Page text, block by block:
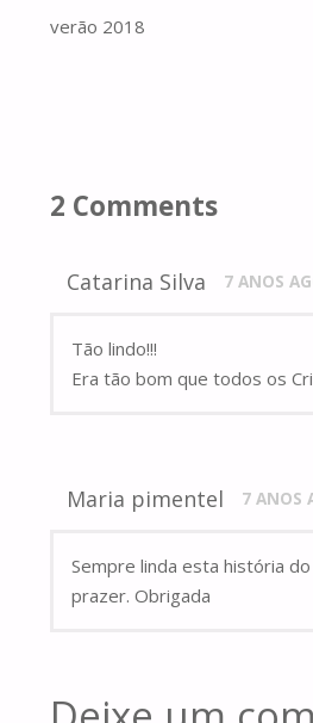
verão 2018
2 Comments
Catarina Silva 7 ANOS
Tão lindo!!!
Era tão bom que todos os
Maria pimentel 7 ANOS
Sempre linda esta história
prazer. Obrigada